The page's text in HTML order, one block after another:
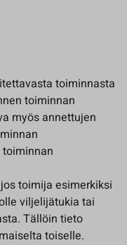
toiminnasta
toiminnan
myös annettujen
toimija esimerkiksi
viljelijätukia tai
Tällöin tieto
toiselle.